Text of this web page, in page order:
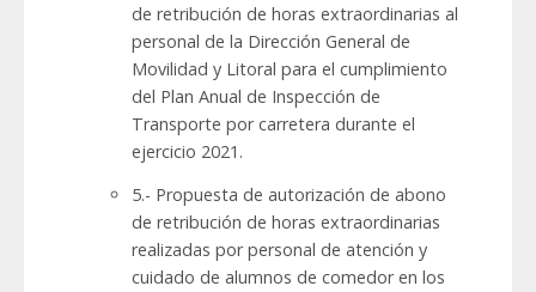
de retribución de horas extraordinarias al
personal de la Dirección General de
Movilidad y Litoral para el cumplimiento
del Plan Anual de Inspección de
Transporte por carretera durante el
ejercicio 2021.
5.- Propuesta de autorización de abono
de retribución de horas extraordinarias
realizadas por personal de atención y
cuidado de alumnos de comedor en los